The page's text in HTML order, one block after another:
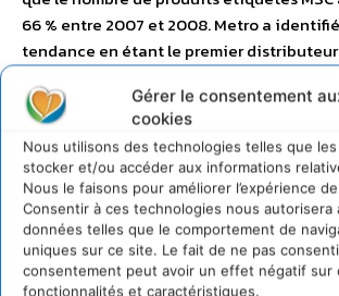
Gérer le consentement
cookies
Nous utilisons des technologies telles que
stocker et/ou accéder aux informations
Nous le faisons pour améliorer l’expérience
Consentir à ces technologies nous autorisera
données telles que le comportement de
uniques sur ce site. Le fait de ne pas
consentement peut avoir un effet négatif sur
fonctionnalités et caractéristiques.
66 % entre 2007 et 2008. Metro a
tendance en étant le premier
alors qu’un autre géant de la distribution,
récemment engagé à disposer au cours
prochaines années d’une certification
poissons sauvages frais et surgelés. Une
laquelle les distributeurs peuvent profiter
durable est d’offrir des produits de qualité
de ce fait améliorent les marges. Dans
75 produits durables proposés par six